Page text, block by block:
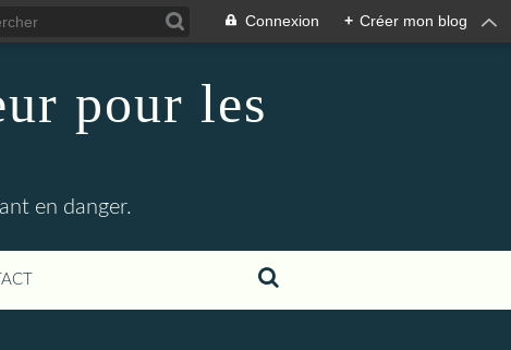
Connexion + Créer mon blog
pour les
en danger.